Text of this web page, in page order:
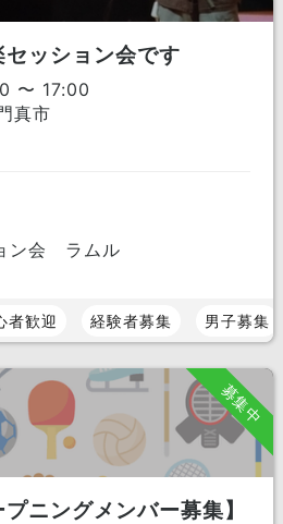
ッション会です
〜 17:00
真市
ン会 ラムル
者歓迎 経験者募集 男子募集
募集中
ニングメンバー募集】